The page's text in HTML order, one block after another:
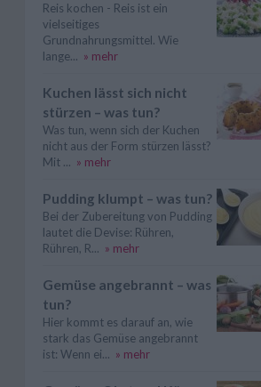
Reis kochen - Reis ist ein
vielseitiges
Grundnahrungsmittel. Wie
lange... » mehr
Kuchen lässt sich nicht
stürzen – was tun?
Was tun, wenn sich der Kuchen
nicht aus der Form stürzen lässt?
Mit ... » mehr
Pudding klumpt – was tun?
Bei der Zubereitung von Pudding
lautet die Devise: Rühren,
Rühren, R... » mehr
Gemüse angebrannt – was
tun?
Hier kommt es darauf an, wie
stark das Gemüse angebrannt
ist: Wenn ei... » mehr